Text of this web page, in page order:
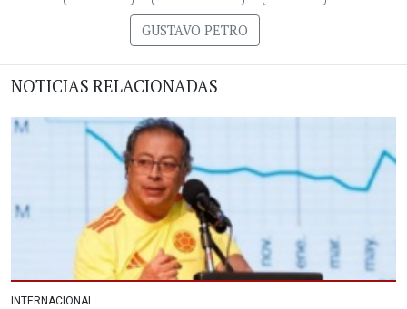
GUSTAVO PETRO
NOTICIAS RELACIONADAS
INTERNACIONAL